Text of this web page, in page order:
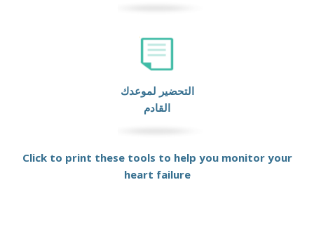
التحضير لموعدك
القادم
Click to print these tools to help you monitor your
heart failure